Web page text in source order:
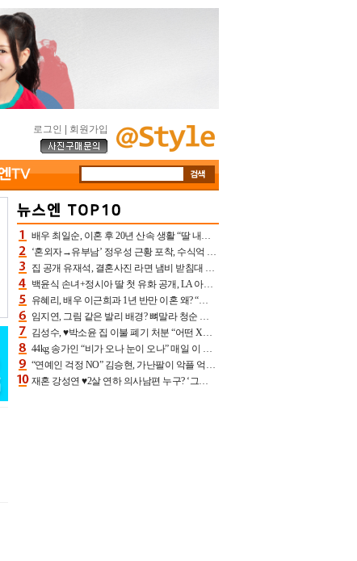
로그인 회원가입
배우 최일순, 이혼 후 20년 산속 생활 “딸 내가 버렸다고 원망‥맘 아파”(특종)[어제TV]
‘혼외자→유부남’ 정우성 근황 포착, 수식억 해킹 피해 후배 만났다 “존경하는”
집 공개 유재석, 결혼사진 라면 냄비 받침대 되고 분노‥가족사진도 피해(놀뭐)[어제TV]
백윤식 손녀+정시아 딸 첫 유화 공개, LA 아트쇼→서울국제조각페스타 작가다운 수준급 실력
유혜리, 배우 이근희과 1년 반만 이혼 왜? “식칼 꽂고 의자 던져” 충격 폭로(특종)[어제TV]
임지연, 그림 같은 발리 배경? 뼈말라 청순 비키니 핏에 상대 안 되네
김성수, ♥박소윤 집 이불 폐기 처분 “어떤 X이랑 썼을지 몰라” 질투(신랑수업2)[어제TV]
44kg 송가인 “비가 오나 눈이 오나” 매일 이 운동, 허벅지 근육량 상승+체지방 감소
“연예인 걱정 NO” 김승현, 가난팔이 악플 억울할만‥아내+딸과 日 여행
재혼 강성연 ♥2살 연하 의사남편 누구? ‘그알’ 자문의에 훈남 비주얼 초엘리트 스펙 [종합]